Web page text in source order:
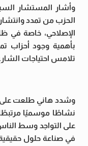
وأشار المستشار
الحزب من تمدد
الإصلاحي، خاصة في
بأهمية وجود أحزاب
تلامس احتياجات
وشدد هاني طلعت
نشاطًا موسميًا مرتبطًا
على التواجد وسط
في صناعة حلول